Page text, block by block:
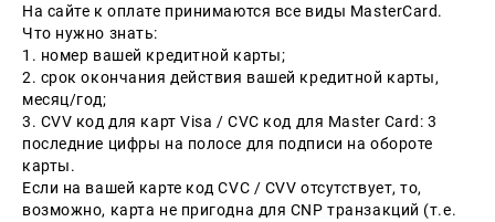
На сайте к оплате принимаются все виды MasterCard.
Что нужно знать:
1. номер вашей кредитной карты;
2. cрок окончания действия вашей кредитной карты,
месяц/год;
3. CVV код для карт Visa / CVC код для Master Card: 3
последние цифры на полосе для подписи на обороте
карты.
Если на вашей карте код CVC / CVV отсутствует, то,
возможно, карта не пригодна для CNP транзакций (т.е.